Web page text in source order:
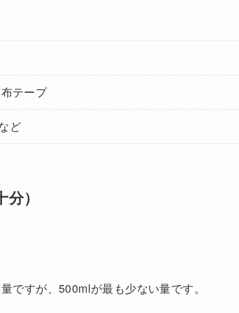
テープ
ど
）
ですが、500mlが最も少ない量です。